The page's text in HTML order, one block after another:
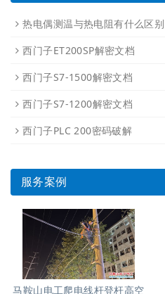
热电偶测温与热电阻有什么区别
西门子ET200SP解密文档
西门子S7-1500解密文档
西门子S7-1200解密文档
西门子PLC 200密码破解
服务案例
马鞍山电工爬电线杆登杆高空